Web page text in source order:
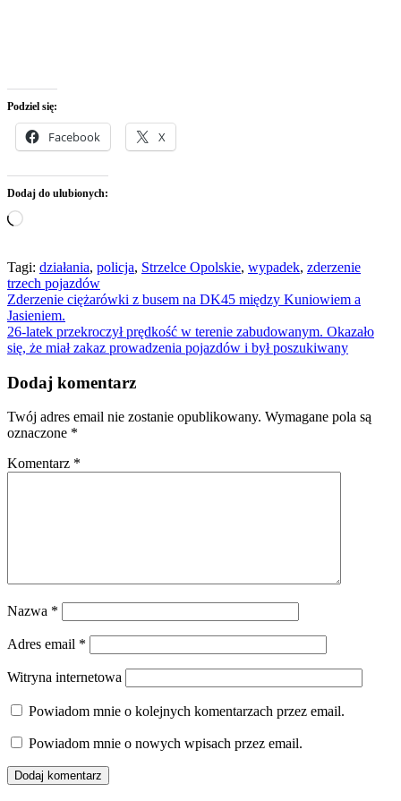
Podziel się:
Facebook X
Dodaj do ulubionych:
Wczytywanie…
Tagi: działania, policja, Strzelce Opolskie, wypadek, zderzenie
trzech pojazdów
Nawigacja
wpisu
Zderzenie ciężarówki z busem na DK45 między Kuniowiem a
Jasieniem.
26-latek przekroczył prędkość w terenie zabudowanym. Okazało
się, że miał zakaz prowadzenia pojazdów i był poszukiwany
Dodaj komentarz
Twój adres email nie zostanie opublikowany. Wymagane pola są
oznaczone *
Komentarz *
Nazwa *
Adres email *
Witryna internetowa
Powiadom mnie o kolejnych komentarzach przez email.
Powiadom mnie o nowych wpisach przez email.